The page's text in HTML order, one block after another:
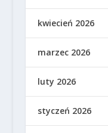
kwiecień 2026
marzec 2026
luty 2026
styczeń 2026